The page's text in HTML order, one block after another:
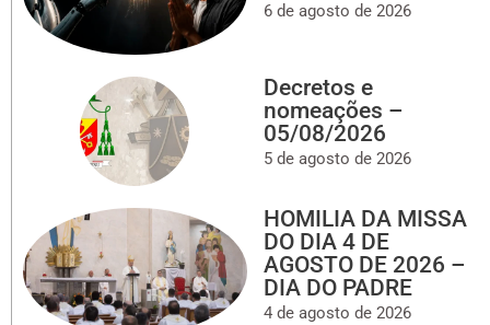
6 de agosto de 2026
Decretos e
nomeações –
05/08/2026
5 de agosto de 2026
HOMILIA DA MISSA
DO DIA 4 DE
AGOSTO DE 2026 –
DIA DO PADRE
4 de agosto de 2026